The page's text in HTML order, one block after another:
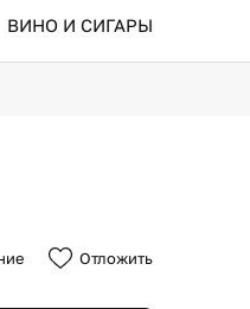
ВИНО И СИГАРЫ
Отложить